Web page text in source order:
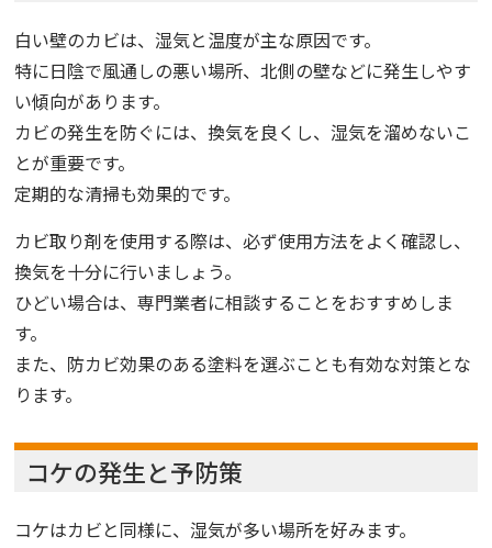
白い壁のカビは、湿気と温度が主な原因です。
特に日陰で風通しの悪い場所、北側の壁などに発生しやす
い傾向があります。
カビの発生を防ぐには、換気を良くし、湿気を溜めないこ
とが重要です。
定期的な清掃も効果的です。
カビ取り剤を使用する際は、必ず使用方法をよく確認し、
換気を十分に行いましょう。
ひどい場合は、専門業者に相談することをおすすめしま
す。
また、防カビ効果のある塗料を選ぶことも有効な対策とな
ります。
コケの発生と予防策
コケはカビと同様に、湿気が多い場所を好みます。